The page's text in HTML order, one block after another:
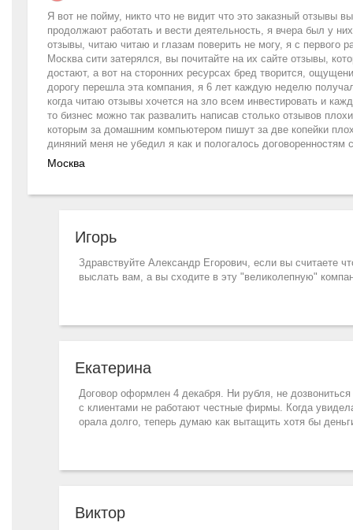
Я вот не пойму, никто что не видит что это заказный отзывы
продолжают работать и вести деятельность, я вчера был у
отзывы, читаю читаю и глазам поверить не могу, я с первого
Москва сити затерялся, вы почитайте на их сайте отзывы,
достают, а вот на сторонних ресурсах бред творится,
дорогу перешла эта компания, я 6 лет каждую неделю
когда читаю отзывы хочется на зло всем инвестировать и
то бизнес можно так развалить написав столько отзывов
которым за домашним компьютером пишут за две копейки
диняний меня не убедил я как и пологалось договоренностям
Москва
Игорь
Здравствуйте Александр Егорович, если вы считаете
выслать вам, а вы сходите в эту "великолепную"
Екатерина
Договор оформлен 4 декабря. Ни рубля, не
с клиентами не работают честные фирмы. Когда
орала долго, теперь думаю как вытащить хотя бы
Виктор